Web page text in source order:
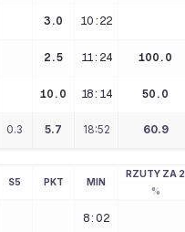
3.0 10:22
2.5 11:24 100.0
10.0 18:14 50.0
0.3 5.7 18:52 60.9
S5 PKT MIN
RZUTY ZA 2
%
8:02